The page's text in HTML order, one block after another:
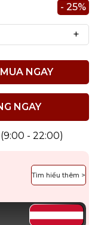
- 25%
+
MUA NGAY
NGAY
(9:00 - 22:00)
Tìm hiểu thêm >